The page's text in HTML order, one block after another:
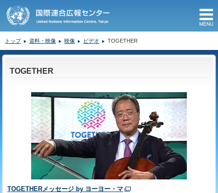
トップ 資料・映像 映像 ビデオ TOGETHER
TOGETHER
TOGETHERメッセージ by ヨーヨー・マ